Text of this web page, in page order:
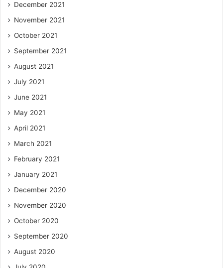
December 2021
November 2021
October 2021
September 2021
August 2021
July 2021
June 2021
May 2021
April 2021
March 2021
February 2021
January 2021
December 2020
November 2020
October 2020
September 2020
August 2020